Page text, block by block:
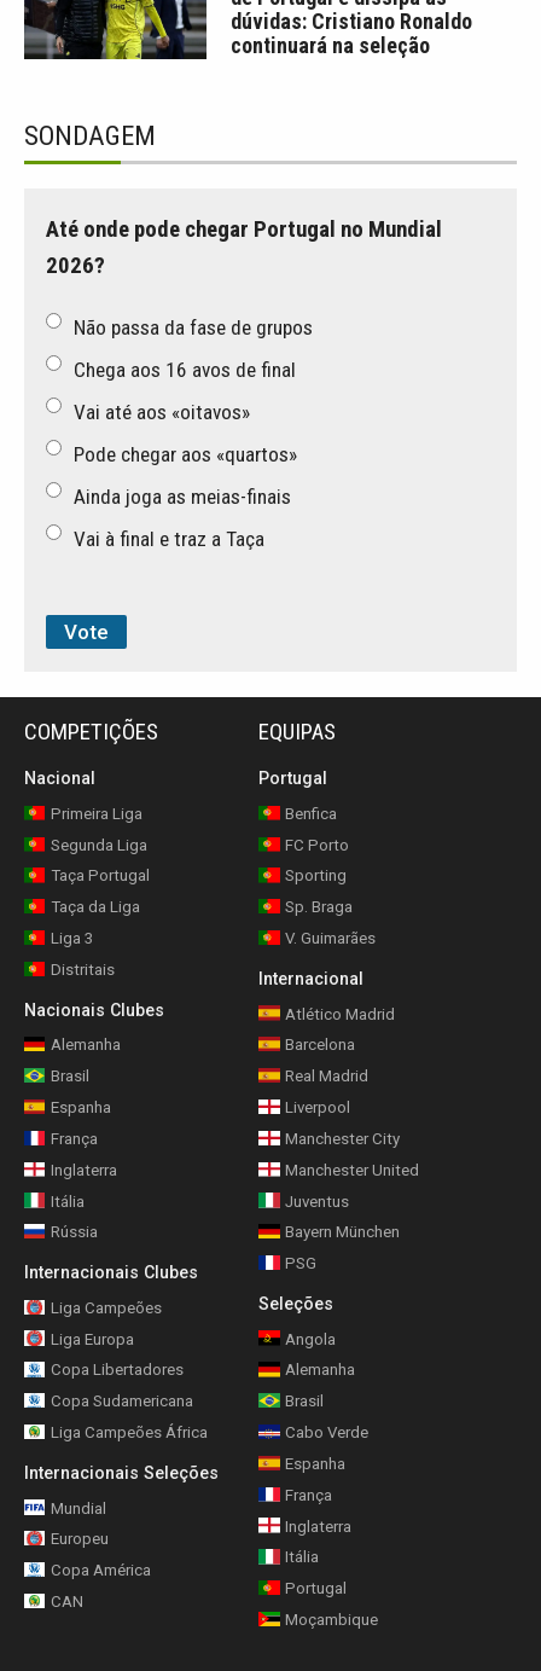
dúvidas: Cristiano Ronaldo
continuará na seleção
SONDAGEM
Até onde pode chegar Portugal no Mundial
2026?
Não passa da fase de grupos
Chega aos 16 avos de final
Vai até aos «oitavos»
Pode chegar aos «quartos»
Ainda joga as meias-finais
Vai à final e traz a Taça
COMPETIÇÕES
Nacional
Primeira Liga
Segunda Liga
Taça Portugal
Taça da Liga
Liga 3
Distritais
Nacionais Clubes
Alemanha
Brasil
Espanha
França
Inglaterra
Itália
Rússia
Internacionais Clubes
Liga Campeões
Liga Europa
Copa Libertadores
Copa Sudamericana
Liga Campeões África
Internacionais Seleções
Mundial
Europeu
Copa América
CAN
EQUIPAS
Portugal
Benfica
FC Porto
Sporting
Sp. Braga
V. Guimarães
Internacional
Atlético Madrid
Barcelona
Real Madrid
Liverpool
Manchester City
Manchester United
Juventus
Bayern München
PSG
Seleções
Angola
Alemanha
Brasil
Cabo Verde
Espanha
França
Inglaterra
Itália
Portugal
Moçambique